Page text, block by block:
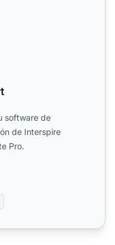
software de
de Interspire
Pro.